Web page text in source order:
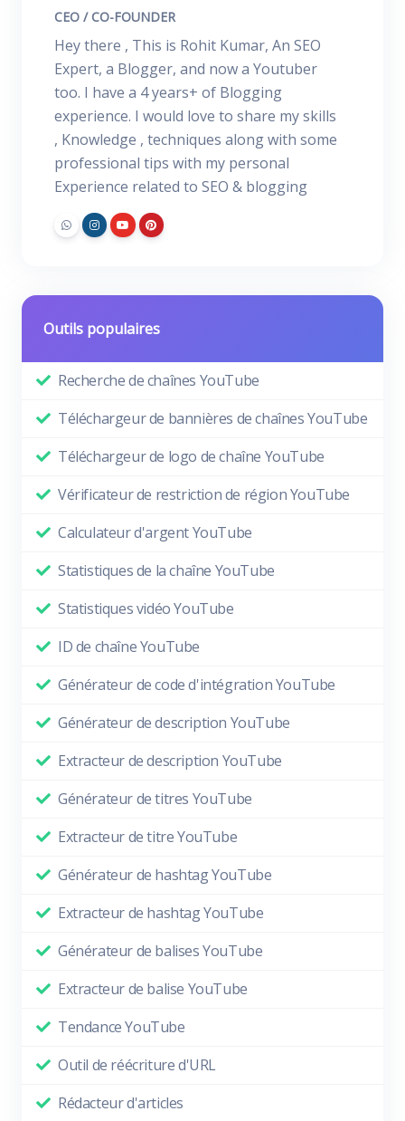
CEO / CO-FOUNDER
Hey there , This is Rohit Kumar, An SEO
Expert, a Blogger, and now a Youtuber
too. I have a 4 years+ of Blogging
experience. I would love to share my skills
, Knowledge , techniques along with some
professional tips with my personal
Experience related to SEO & blogging
Outils populaires
Recherche de chaînes YouTube
Téléchargeur de bannières de chaînes YouTube
Téléchargeur de logo de chaîne YouTube
Vérificateur de restriction de région YouTube
Calculateur d'argent YouTube
Statistiques de la chaîne YouTube
Statistiques vidéo YouTube
ID de chaîne YouTube
Générateur de code d'intégration YouTube
Générateur de description YouTube
Extracteur de description YouTube
Générateur de titres YouTube
Extracteur de titre YouTube
Générateur de hashtag YouTube
Extracteur de hashtag YouTube
Générateur de balises YouTube
Extracteur de balise YouTube
Tendance YouTube
Outil de réécriture d'URL
Rédacteur d'articles